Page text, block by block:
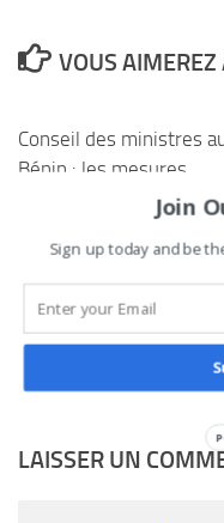
VOUS AIMEREZ
Conseil des ministres
Bénin : les mesures
phares adoptées ce
LAISSER UN
Join
Sign up today and be